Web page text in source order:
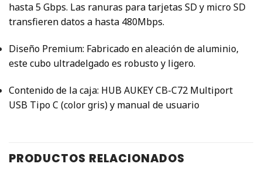
hasta 5 Gbps. Las ranuras para tarjetas SD y micro SD
transfieren datos a hasta 480Mbps.
Diseño Premium: Fabricado en aleación de aluminio,
este cubo ultradelgado es robusto y ligero.
Contenido de la caja: HUB AUKEY CB-C72 Multiport
USB Tipo C (color gris) y manual de usuario
PRODUCTOS RELACIONADOS